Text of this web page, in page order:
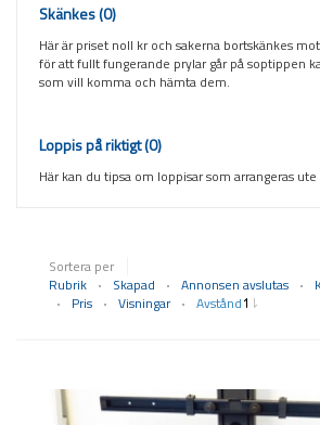
Skänkes(0)
Här är priset noll kr och sakerna bortskänkes
för att fullt fungerande prylar går på soptippen
som vill komma och hämta dem.
Loppis på riktigt(0)
Här kan du tipsa om loppisar som arrangeras
Sortera per
Rubrik
Skapad Annonsen avslutas
Pris
Visningar Avstånd